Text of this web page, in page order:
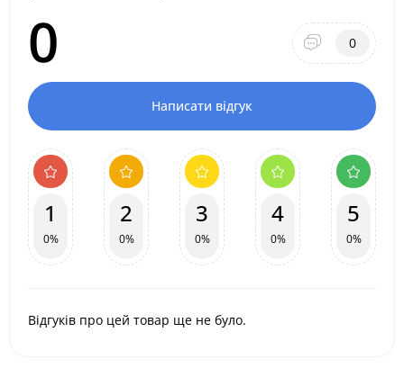
0 0
Написати відгук
1
0%
2
0%
3
0%
4
0%
5
0%
Відгуків про цей товар ще не було.